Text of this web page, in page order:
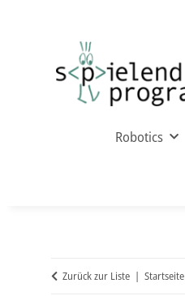
Robotics
Zurück zur Liste Startseite